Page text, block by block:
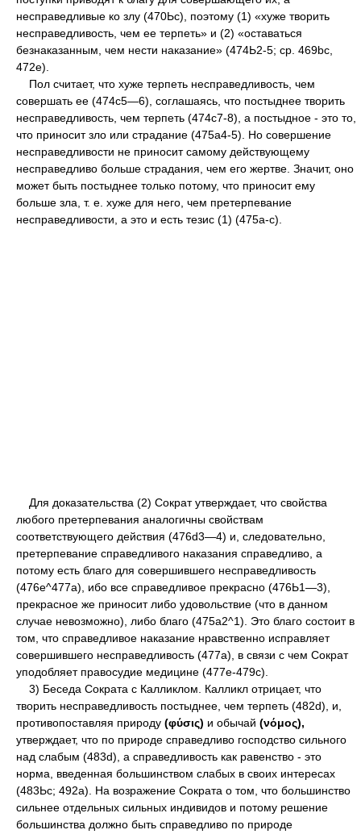
несправедливые ко злу (470Ьс), поэтому (1) «хуже творить
несправедливость, чем ее терпеть» и (2) «оставаться
безнаказанным, чем нести наказание» (474Ь2-5; ср. 469bc,
472e).
Пол считает, что хуже терпеть несправедливость, чем
совершать ее (474с5—6), соглашаясь, что постыднее творить
несправедливость, чем терпеть (474с7-8), а постыдное - это то,
что приносит зло или страдание (475а4-5). Но совершение
несправедливости не приносит самому действующему
несправедливо больше страдания, чем его жертве. Значит, оно
может быть постыднее только потому, что приносит ему
больше зла, т. е. хуже для него, чем претерпевание
несправедливости, а это и есть тезис (1) (475а-с).
Для доказательства (2) Сократ утверждает, что свойства
любого претерпевания аналогичны свойствам
соответствующего действия (476d3—4) и, следовательно,
претерпевание справедливого наказания справедливо, а
потому есть благо для совершившего несправедливость
(476е^477а), ибо все справедливое прекрасно (476Ь1—3),
прекрасное же приносит либо удовольствие (что в данном
случае невозможно), либо благо (475а2^1). Это благо состоит в
том, что справедливое наказание нравственно исправляет
совершившего несправедливость (477а), в связи с чем Сократ
уподобляет правосудие медицине (477е-479с).
3) Беседа Сократа с Калликлом. Калликл отрицает, что
творить несправедливость постыднее, чем терпеть (482d), и,
противопоставляя природу (φύσις) и обычай (νόμος),
утверждает, что по природе справедливо господство сильного
над слабым (483d), a справедливость как равенство - это
норма, введенная большинством слабых в своих интересах
(483Ьс; 492а). На возражение Сократа о том, что большинство
сильнее отдельных сильных индивидов и потому решение
большинства должно быть справедливо по природе